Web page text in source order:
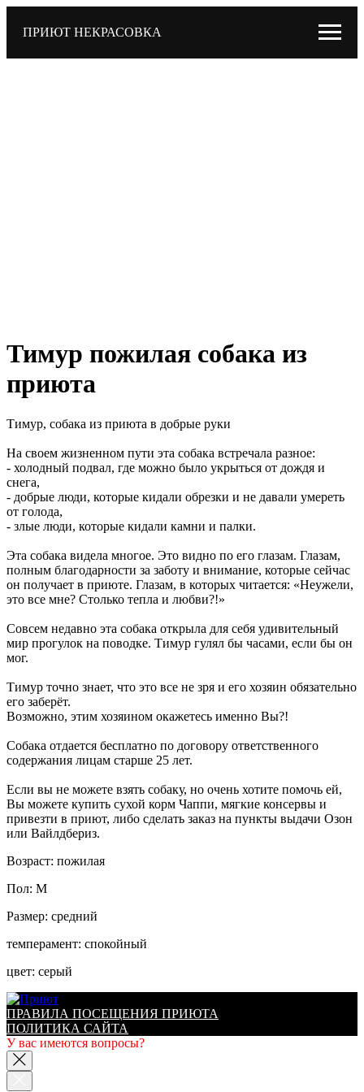
ПРИЮТ НЕКРАСОВКА
Тимур пожилая собака из
приюта
Тимур, собака из приюта в добрые руки
На своем жизненном пути эта собака встречала разное:
- холодный подвал, где можно было укрыться от дождя и
снега,
- добрые люди, которые кидали обрезки и не давали умереть
от голода,
- злые люди, которые кидали камни и палки.
Эта собака видела многое. Это видно по его глазам. Глазам,
полным благодарности за заботу и внимание, которые сейчас
он получает в приюте. Глазам, в которых читается: «Неужели,
это все мне? Столько тепла и любви?!»
Совсем недавно эта собака открыла для себя удивительный
мир прогулок на поводке. Тимур гулял бы часами, если бы он
мог.
Тимур точно знает, что это все не зря и его хозяин обязательно
его заберёт.
Возможно, этим хозяином окажетесь именно Вы?!
Собака отдается бесплатно по договору ответственного
содержания лицам старше 25 лет.
Если вы не можете взять собаку, но очень хотите помочь ей,
Вы можете купить сухой корм Чаппи, мягкие консервы и
привезти в приют, либо сделать заказ на пункты выдачи Озон
или Вайлдбериз.
Возраст: пожилая
Пол: М
Размер: средний
темперамент: спокойный
цвет: серый
ПРАВИЛА ПОСЕЩЕНИЯ ПРИЮТА
ПОЛИТИКА САЙТА
У вас имеются вопросы?